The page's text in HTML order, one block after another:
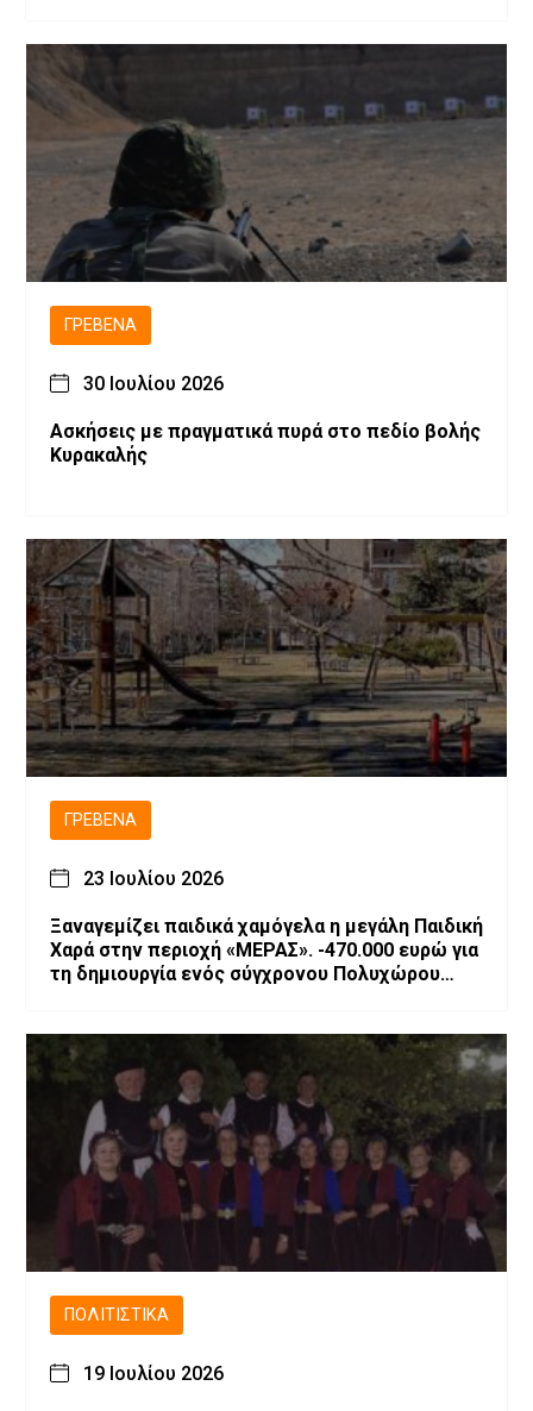
ΓΡΕΒΕΝΆ
30 Ιουλίου 2026
Ασκήσεις με πραγματικά πυρά στο πεδίο βολής
Κυρακαλής
ΓΡΕΒΕΝΆ
23 Ιουλίου 2026
Ξαναγεμίζει παιδικά χαμόγελα η μεγάλη Παιδική
Χαρά στην περιοχή «ΜΕΡΑΣ». -470.000 ευρώ για
τη δημιουργία ενός σύγχρονου Πολυχώρου
ΠΟΛΙΤΙΣΤΙΚΆ
19 Ιουλίου 2026